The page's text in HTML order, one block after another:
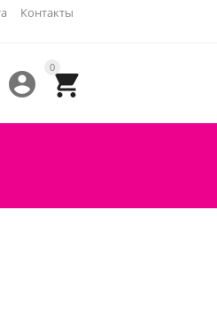
Контакты
0

